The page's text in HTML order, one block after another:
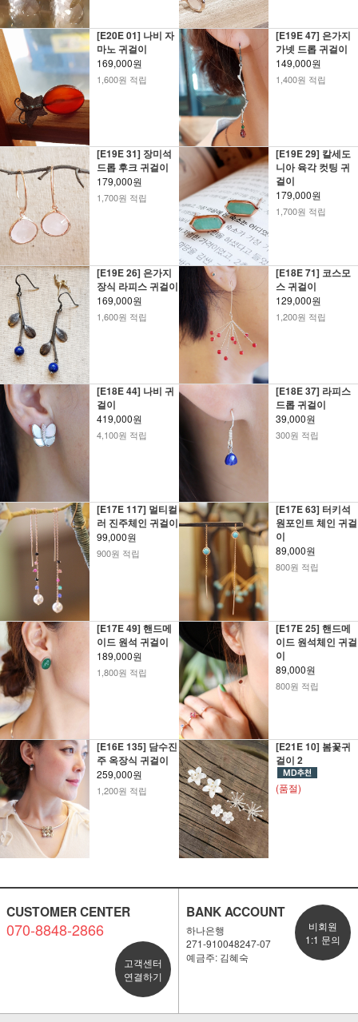
[E20E 01] 나비 자
마노 귀걸이
169,000원
1,600원 적립
[E19E 47] 은가지
가넷 드롭 귀걸이
149,000원
1,400원 적립
[E19E 31] 장미석
드롭 후크 귀걸이
179,000원
1,700원 적립
[E19E 29] 칼세도
니아 육각 컷팅 귀
걸이
179,000원
1,700원 적립
[E19E 26] 은가지
장식 라피스 귀걸이
169,000원
1,600원 적립
[E18E 71] 코스모
스 귀걸이
129,000원
1,200원 적립
[E18E 44] 나비 귀
걸이
419,000원
4,100원 적립
[E18E 37] 라피스
드롭 귀걸이
39,000원
300원 적립
[E17E 117] 멀티컬
러 진주체인 귀걸이
99,000원
900원 적립
[E17E 63] 터키석
원포인트 체인 귀걸
이
89,000원
800원 적립
[E17E 49] 핸드메
이드 원석 귀걸이
189,000원
1,800원 적립
[E17E 25] 핸드메
이드 원석체인 귀걸
이
89,000원
800원 적립
[E16E 135] 담수진
주 옥장식 귀걸이
259,000원
1,200원 적립
[E21E 10] 봄꽃귀
걸이 2
(품절)
CUSTOMER CENTER
070-8848-2866
고객센터
연결하기
BANK ACCOUNT
하나은행
271-910048247-07
예금주: 김혜숙
비회원
1:1 문의